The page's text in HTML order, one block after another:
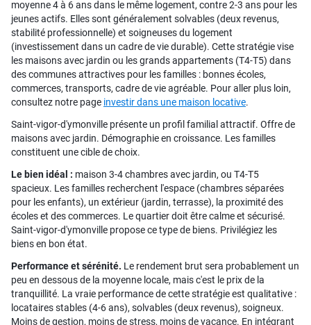
moyenne 4 à 6 ans dans le même logement, contre 2-3 ans pour les
jeunes actifs. Elles sont généralement solvables (deux revenus,
stabilité professionnelle) et soigneuses du logement
(investissement dans un cadre de vie durable). Cette stratégie vise
les maisons avec jardin ou les grands appartements (T4-T5) dans
des communes attractives pour les familles : bonnes écoles,
commerces, transports, cadre de vie agréable. Pour aller plus loin,
consultez notre page investir dans une maison locative.
Saint-vigor-d'ymonville présente un profil familial attractif. Offre de
maisons avec jardin. Démographie en croissance. Les familles
constituent une cible de choix.
Le bien idéal : maison 3-4 chambres avec jardin, ou T4-T5
spacieux. Les familles recherchent l'espace (chambres séparées
pour les enfants), un extérieur (jardin, terrasse), la proximité des
écoles et des commerces. Le quartier doit être calme et sécurisé.
Saint-vigor-d'ymonville propose ce type de biens. Privilégiez les
biens en bon état.
Performance et sérénité. Le rendement brut sera probablement un
peu en dessous de la moyenne locale, mais c'est le prix de la
tranquillité. La vraie performance de cette stratégie est qualitative :
locataires stables (4-6 ans), solvables (deux revenus), soigneux.
Moins de gestion, moins de stress, moins de vacance. En intégrant